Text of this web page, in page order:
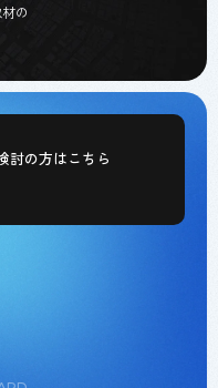
の
討の方はこちら